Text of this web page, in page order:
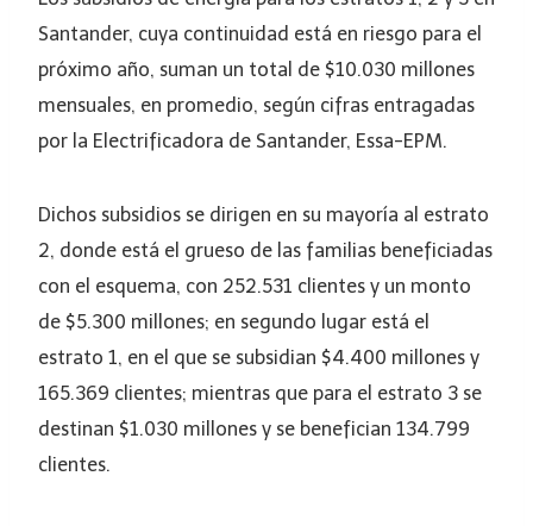
Santander, cuya continuidad está en riesgo para el
próximo año, suman un total de $10.030 millones
mensuales, en promedio, según cifras entragadas
por la Electrificadora de Santander, Essa-EPM.
Dichos subsidios se dirigen en su mayoría al estrato
2, donde está el grueso de las familias beneficiadas
con el esquema, con 252.531 clientes y un monto
de $5.300 millones; en segundo lugar está el
estrato 1, en el que se subsidian $4.400 millones y
165.369 clientes; mientras que para el estrato 3 se
destinan $1.030 millones y se benefician 134.799
clientes.